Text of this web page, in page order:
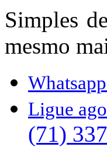
Simples
mesmo
Ligue
(71)